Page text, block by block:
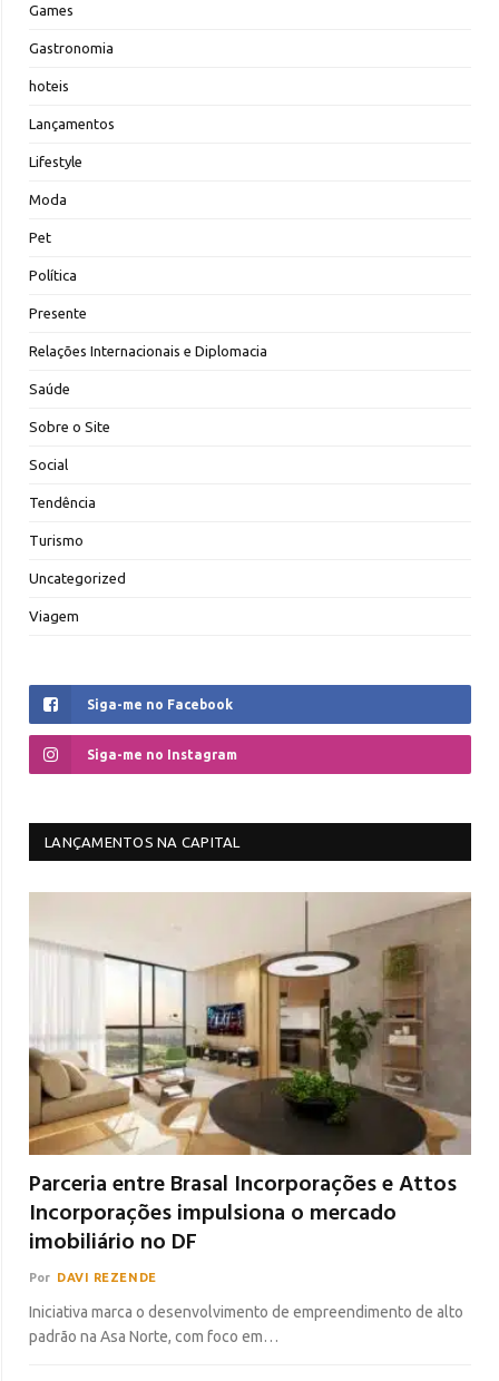
Games
Gastronomia
hoteis
Lançamentos
Lifestyle
Moda
Pet
Política
Presente
Relações Internacionais e Diplomacia
Saúde
Sobre o Site
Social
Tendência
Turismo
Uncategorized
Viagem
Siga-me no Facebook
Siga-me no Instagram
LANÇAMENTOS NA CAPITAL
Parceria entre Brasal Incorporações e Attos
Incorporações impulsiona o mercado
imobiliário no DF
Por DAVI REZENDE
Iniciativa marca o desenvolvimento de empreendimento de alto
padrão na Asa Norte, com foco em…